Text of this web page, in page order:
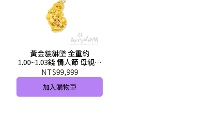
黃金貔貅墜 金重約
1.00~1.03錢 情人節 母親節
禮物 GD00511-HEX-GHX
NT$99,999
加入購物車